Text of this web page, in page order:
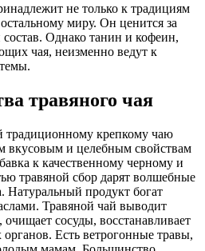
не только к традициям
миру. Он ценится за
Однако танин и кофеин,
чая, неизменно ведут к
травяного чая
традиционному крепкому чаю
вкусовым и целебным свойствам
к качественному черному и
травяной сбор дарят волшебные
Натуральный продукт богат
Травяной чай выводит
сосуды, восстанавливает
Есть ветрогонные травы,